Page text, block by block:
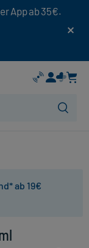
App ab 35€.
ab 19€